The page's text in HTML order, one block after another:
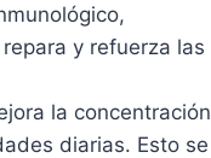
y refuerza las
la concentración
diarias. Esto se